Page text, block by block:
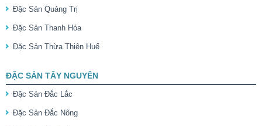
Đặc Sản Quảng Trị
Đặc Sản Thanh Hóa
Đặc Sản Thừa Thiên Huế
ĐẶC SẢN TÂY NGUYÊN
Đặc Sản Đắc Lắc
Đặc Sản Đắc Nông